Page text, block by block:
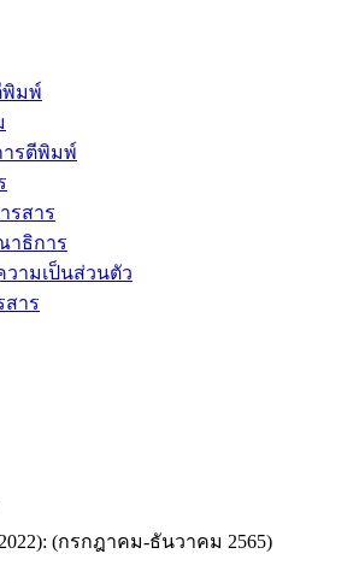
พิมพ์
ารตีพิมพ์
รสาร
าธิการ
วามเป็นส่วนตัว
สาร
(กรกฎาคม-ธันวาคม 2565)